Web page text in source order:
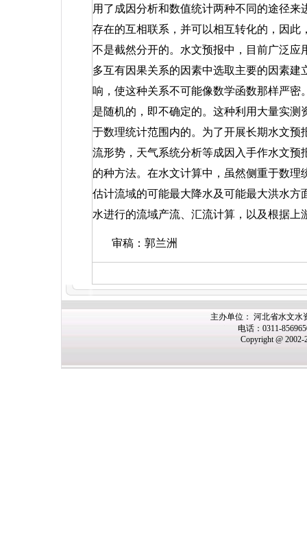
用了成因分析和数值统计两种不同的途径
存在的互相联系，并可以相互转化的，因
不是截然分开的。水文预报中，目前广泛
多互有因果关系的因素中选取主要的因素
响，使这种关系不可能像数学函数那样严
是随机的，即不确定的。这种利用大量实
于数理统计范围内的。为了开展长期水文
流形势，天气系统分析等成因入手作水文
的种方法。在水文计算中，虽然侧重于数
估计流域的可能最大降水及可能最大洪水
水进行的流域产流、汇流计算，以及根据
审稿：郭兰洲
主办单位： 河北省水文水
电话：0311-
Copyright @ 2002-